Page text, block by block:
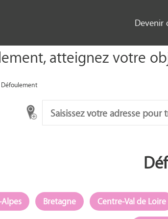
Devenir
atteignez votre
Défoulement
Bretagne Centre-Val de Loire